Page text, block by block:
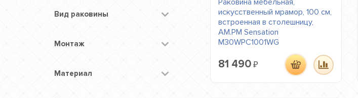
Вид раковины
Монтаж
Материал
искусственный мрамор, 100 см,
встроенная в столешницу,
AM.PM Sensation
M30WPC1001WG
81 490₽